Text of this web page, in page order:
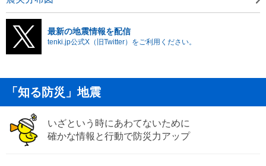
最新の地震情報を配信
tenki.jp公式X（旧Twitter）をご利用ください。
「知る防災」地震
いざという時にあわてないために
確かな情報と行動で防災力アップ